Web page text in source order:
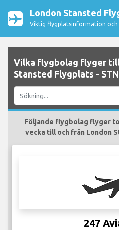
London Stansted
Viktig flygplatsinformation
Vilka flygbolag flyger
Stansted Flygplats -
Följande flygbolag flyger
vecka till och från London
247